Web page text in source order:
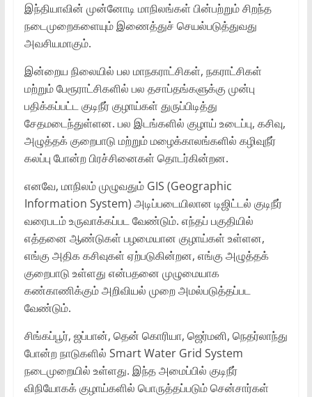
இந்தியாவின் முன்னோடி மாநிலங்கள் பின்பற்றும் சிறந்த
நடைமுறைகளையும் இணைத்துச் செயல்படுத்துவது
அவசியமாகும்.
இன்றைய நிலையில் பல மாநகராட்சிகள், நகராட்சிகள்
மற்றும் பேரூராட்சிகளில் பல தசாப்தங்களுக்கு முன்பு
பதிக்கப்பட்ட குடிநீர் குழாய்கள் துருப்பிடித்து
சேதமடைந்துள்ளன. பல இடங்களில் குழாய் உடைப்பு, கசிவு,
அழுத்தக் குறைபாடு மற்றும் மழைக்காலங்களில் கழிவுநீர்
கலப்பு போன்ற பிரச்சினைகள் தொடர்கின்றன.
எனவே, மாநிலம் முழுவதும் GIS (Geographic
Information System) அடிப்படையிலான டிஜிட்டல் குடிநீர்
வரைபடம் உருவாக்கப்பட வேண்டும். எந்தப் பகுதியில்
எத்தனை ஆண்டுகள் பழமையான குழாய்கள் உள்ளன,
எங்கு அதிக கசிவுகள் ஏற்படுகின்றன, எங்கு அழுத்தக்
குறைபாடு உள்ளது என்பதனை முழுமையாக
கண்காணிக்கும் அறிவியல் முறை அமல்படுத்தப்பட
வேண்டும்.
சிங்கப்பூர், ஜப்பான், தென் கொரியா, ஜெர்மனி, நெதர்லாந்து
போன்ற நாடுகளில் Smart Water Grid System
நடைமுறையில் உள்ளது. இந்த அமைப்பில் குடிநீர்
விநியோகக் குழாய்களில் பொருத்தப்படும் சென்சார்கள்